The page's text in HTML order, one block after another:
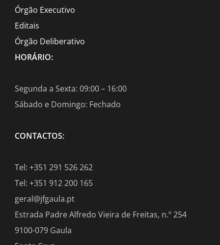
Órgão Executivo
Editais
Órgão Deliberativo
HORÁRIO:
Segunda a Sexta: 09:00 – 16:00
Sábado e Domingo: Fechado
CONTACTOS:
Tel: +351 291 526 262
Tel: +351 912 200 165
geral@jfgaula.pt
Estrada Padre Alfredo Vieira de Freitas, n.º 254
9100-079 Gaula